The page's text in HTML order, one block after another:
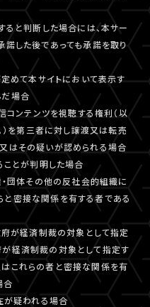
と判断した場合には、本サー
諾した後であっても承諾を取り
めて本サイトにおいて表示す
場合
ンテンツを視聴する権利（以
）を第三者に対し譲渡又は転売
はその疑いが認められる場合
とが判明した場合
団体その他の反社会的組織に
密接な関係を有する者である
が経済制裁の対象として指定
経済制裁の対象として指定す
これらの者と密接な関係を有
合
疑われる場合